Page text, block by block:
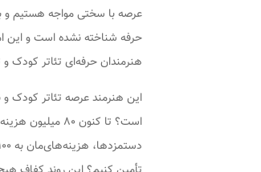
عرصه با سختی مواجه هستیم و
حرفه شناخته نشده است و این
هنرمندان حرفه‌ای تئاتر کودک و تئاتر خیابانی
است؟ تا کنون